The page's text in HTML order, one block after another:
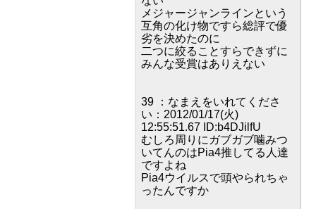
メジャージャンラインという
互角の化け物ですら総評で優
劣を決めたのに
二つに絞ることすらできずに
みんな受賞はありえない
39 ：なまえをいれてくださ
い：2012/01/17(火)
12:55:51.67 ID:b4DJilfU
むしろ周りにガブガブ噛みつ
いてんのはPia4推してる人達
ですよね
Pia4ウイルスで頭やられちゃ
ったんですか